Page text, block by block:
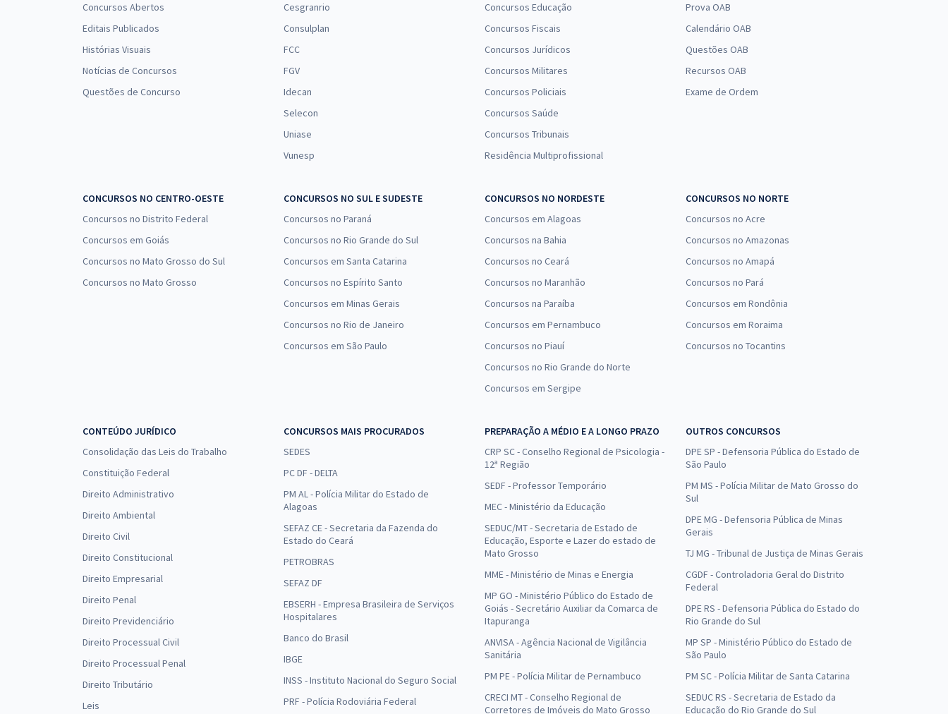
Concursos Abertos
Editais Publicados
Histórias Visuais
Notícias de Concursos
Questões de Concurso
Cesgranrio
Consulplan
FCC
FGV
Idecan
Selecon
Uniase
Vunesp
Concursos Educação
Concursos Fiscais
Concursos Jurídicos
Concursos Militares
Concursos Policiais
Concursos Saúde
Concursos Tribunais
Residência Multiprofissional
Prova OAB
Calendário OAB
Questões OAB
Recursos OAB
Exame de Ordem
CONCURSOS NO CENTRO-OESTE
Concursos no Distrito Federal
Concursos em Goiás
Concursos no Mato Grosso do Sul
Concursos no Mato Grosso
CONCURSOS NO SUL E SUDESTE
Concursos no Paraná
Concursos no Rio Grande do Sul
Concursos em Santa Catarina
Concursos no Espírito Santo
Concursos em Minas Gerais
Concursos no Rio de Janeiro
Concursos em São Paulo
CONCURSOS NO NORDESTE
Concursos em Alagoas
Concursos na Bahia
Concursos no Ceará
Concursos no Maranhão
Concursos na Paraíba
Concursos em Pernambuco
Concursos no Piauí
Concursos no Rio Grande do Norte
Concursos em Sergipe
CONCURSOS NO NORTE
Concursos no Acre
Concursos no Amazonas
Concursos no Amapá
Concursos no Pará
Concursos em Rondônia
Concursos em Roraima
Concursos no Tocantins
CONTEÚDO JURÍDICO
Consolidação das Leis do Trabalho
Constituição Federal
Direito Administrativo
Direito Ambiental
Direito Civil
Direito Constitucional
Direito Empresarial
Direito Penal
Direito Previdenciário
Direito Processual Civil
Direito Processual Penal
Direito Tributário
Leis
CONCURSOS MAIS PROCURADOS
SEDES
PC DF - DELTA
PM AL - Polícia Militar do Estado de
Alagoas
SEFAZ CE - Secretaria da Fazenda do
Estado do Ceará
PETROBRAS
SEFAZ DF
EBSERH - Empresa Brasileira de Serviços
Hospitalares
Banco do Brasil
IBGE
INSS - Instituto Nacional do Seguro Social
PRF - Polícia Rodoviária Federal
PREPARAÇÃO A MÉDIO E A LONGO PRAZO
CRP SC - Conselho Regional de Psicologia -
12ª Região
SEDF - Professor Temporário
MEC - Ministério da Educação
SEDUC/MT - Secretaria de Estado de
Educação, Esporte e Lazer do estado de
Mato Grosso
MME - Ministério de Minas e Energia
MP GO - Ministério Público do Estado de
Goiás - Secretário Auxiliar da Comarca de
Itapuranga
ANVISA - Agência Nacional de Vigilância
Sanitária
PM PE - Polícia Militar de Pernambuco
CRECI MT - Conselho Regional de
Corretores de Imóveis do Mato Grosso
OUTROS CONCURSOS
DPE SP - Defensoria Pública do Estado de
São Paulo
PM MS - Polícia Militar de Mato Grosso do
Sul
DPE MG - Defensoria Pública de Minas
Gerais
TJ MG - Tribunal de Justiça de Minas Gerais
CGDF - Controladoria Geral do Distrito
Federal
DPE RS - Defensoria Pública do Estado do
Rio Grande do Sul
MP SP - Ministério Público do Estado de
São Paulo
PM SC - Polícia Militar de Santa Catarina
SEDUC RS - Secretaria de Estado da
Educação do Rio Grande do Sul